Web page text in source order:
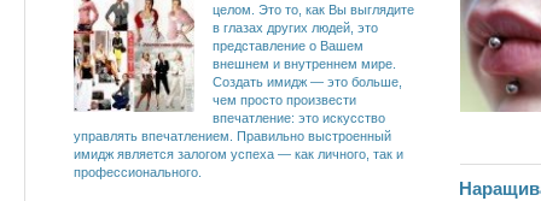
целом. Это то, как Вы выглядите
в глазах других людей, это
представление о Вашем
внешнем и внутреннем мире.
Создать имидж — это больше,
чем просто произвести
впечатление: это искусство
управлять впечатлением. Правильно выстроенный
имидж является залогом успеха — как личного, так и
профессионального.